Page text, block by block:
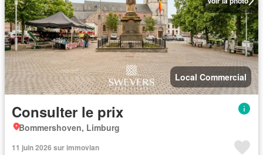
Local Commercial
Consulter le prix
Bommershoven, Limburg
11 juin 2026 sur immovlan